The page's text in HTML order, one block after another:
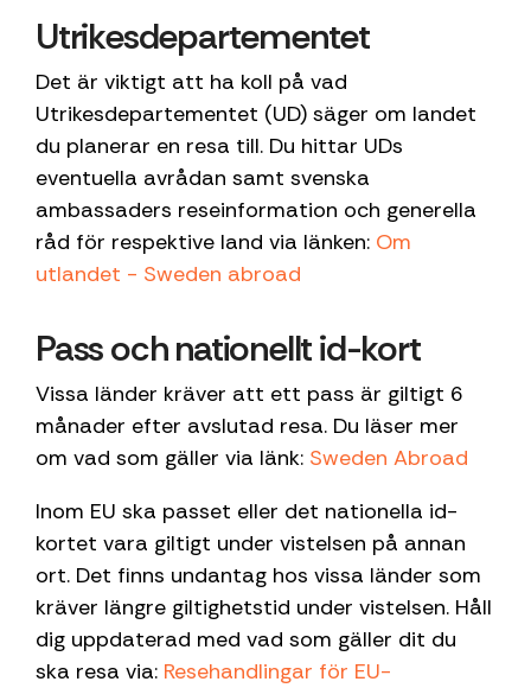
aldrig
ensam.
Utrikesdepartementet
Det är viktigt att ha koll på vad
Utrikesdepartementet (UD) säger om landet
du planerar en resa till. Du hittar UDs
eventuella avrådan samt svenska
ambassaders reseinformation och generella
råd för respektive land via länken: Om
utlandet - Sweden abroad
Pass och nationellt id-kort
Vissa länder kräver att ett pass är giltigt 6
månader efter avslutad resa. Du läser mer
om vad som gäller via länk: Sweden Abroad
Inom EU ska passet eller det nationella id-
kortet vara giltigt under vistelsen på annan
ort. Det finns undantag hos vissa länder som
kräver längre giltighetstid under vistelsen. Håll
dig uppdaterad med vad som gäller dit du
ska resa via: Resehandlingar för EU-